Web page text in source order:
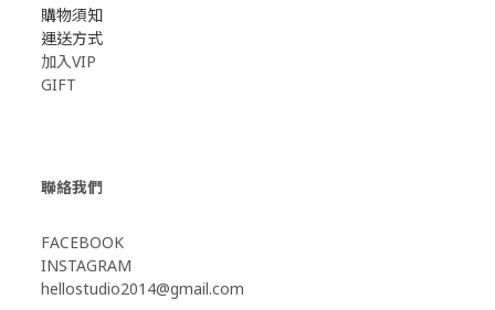
購物須知
運送方式
加入VIP
GIFT
聯絡我們
FACEBOOK
INSTAGRAM
hellostudio2014@gmail.com